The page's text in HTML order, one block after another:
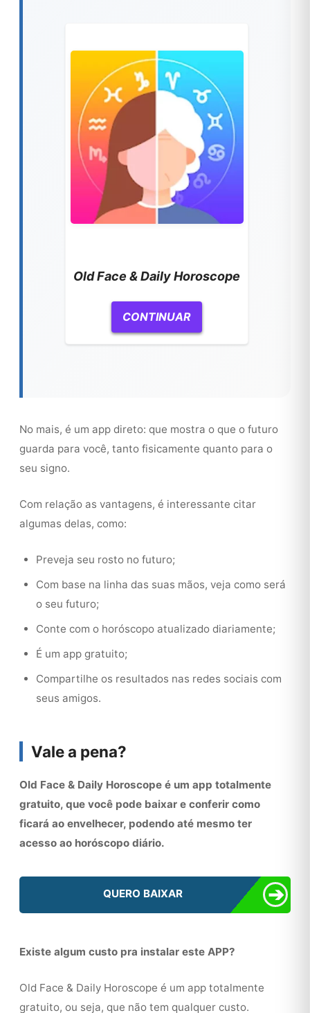
Old Face & Daily Horoscope
CONTINUAR
No mais, é um app direto: que mostra o que o futuro
guarda para você, tanto fisicamente quanto para o
seu signo.
Com relação as vantagens, é interessante citar
algumas delas, como:
Preveja seu rosto no futuro;
Com base na linha das suas mãos, veja como será
o seu futuro;
Conte com o horóscopo atualizado diariamente;
É um app gratuito;
Compartilhe os resultados nas redes sociais com
seus amigos.
Vale a pena?
Old Face & Daily Horoscope é um app totalmente
gratuito, que você pode baixar e conferir como
ficará ao envelhecer, podendo até mesmo ter
acesso ao horóscopo diário.
QUERO BAIXAR ➔
Existe algum custo pra instalar este APP?
Old Face & Daily Horoscope é um app totalmente
gratuito, ou seja, que não tem qualquer custo.